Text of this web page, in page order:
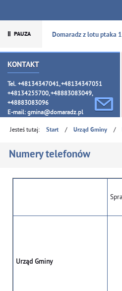
Domaradz z lotu ptaka 1
KONTAKT
Tel. +48134347041, +48134347051
+48134255700, +48883083049,
+48883083096
E-mail: gmina@domaradz.pl
Jesteś tutaj: Start / Urząd Gminy /
Numery telefonów
Urząd Gminy